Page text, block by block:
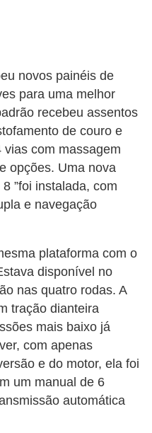
novos painéis de
para uma melhor
recebeu assentos
de couro e
com massagem
opções. Uma nova
”foi instalada, com
e navegação
plataforma com o
disponível no
nas quatro rodas. A
tração dianteira
mais baixo já
com apenas
e do motor, ela foi
um manual de 6
automática